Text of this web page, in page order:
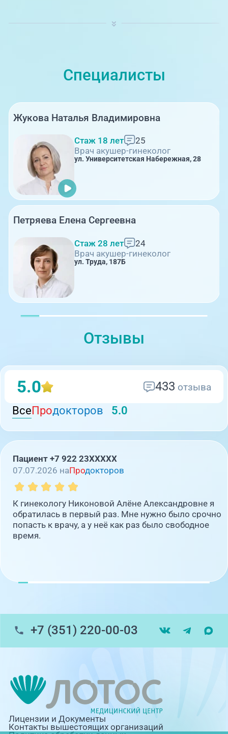
диагностике причин бесплодия,
при диагностике патологий эндометрия.
Диагностическая гистероскопия показана
др. Имеется ряд противопоказаний, о
которых расскажет гинеколог на
Специалисты
Жукова Наталья Владимировна
Стаж 18 лет
25
Врач акушер-гинеколог
ул. Университетская Набережная, 28
Петряева Елена Сергеевна
Стаж 28 лет
24
Врач акушер-гинеколог
ул. Труда, 187Б
Отзывы
5.0 433 отзыва
ВсеПродокторов 5.0
Пациент +7 922 23XXXXX
07.07.2026 наПродокторов
К гинекологу Никоновой Алёне Александровне я
обратилась в первый раз. Мне нужно было срочно
попасть к врачу, а у неё как раз было свободное
время.
+7 (351) 220-00-03
Лицензии и Документы
Контакты вышестоящих организаций